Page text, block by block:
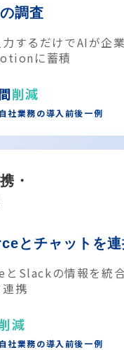
調査
するだけでAIが企
に蓄積
削減
社業務の導入前後一例
・
とチャットを
Slackの情報を統
携
減
社業務の導入前後一例